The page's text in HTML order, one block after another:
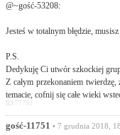
@~gość-53208:
Jesteś w totalnym błędzie,
P.S.
Dedykuję Ci utwór szkockiej
Z całym przekonaniem
temacie, cofnij się całe wieki
ID:77793
gość-11751 • 7 grudnia 2018,